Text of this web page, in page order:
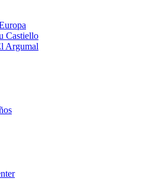
Castiello
Argumal